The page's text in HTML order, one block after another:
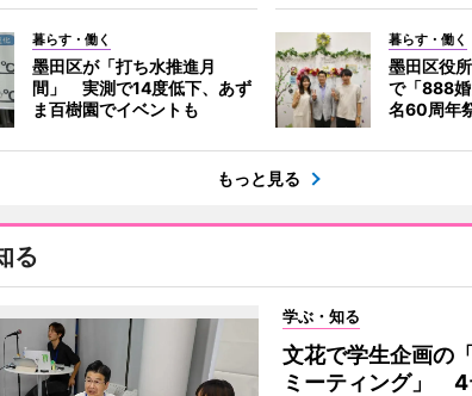
暮らす・働く
墨田区が「打ち水推進月
間」 実測で14度低下、あず
ま百樹園でイベントも
暮らす・働く
墨田区役
で「888
名60周年
もっと見る
る
学ぶ・知る
文花で学生企画の
ミーティング」 4